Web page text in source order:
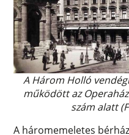
A Három Holló
működött az
szám alatt
A háromemeletes